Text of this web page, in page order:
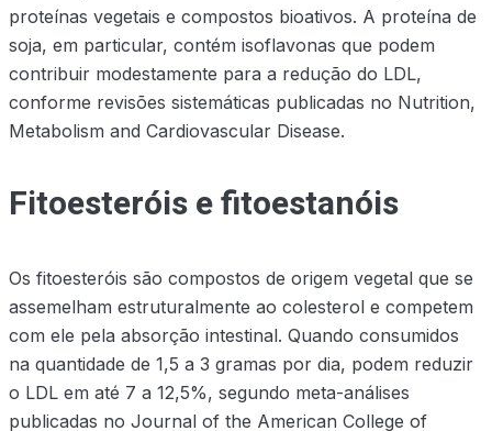
proteínas vegetais e compostos bioativos. A proteína de
soja, em particular, contém isoflavonas que podem
contribuir modestamente para a redução do LDL,
conforme revisões sistemáticas publicadas no Nutrition,
Metabolism and Cardiovascular Disease.
Fitoesteróis e fitoestanóis
Os fitoesteróis são compostos de origem vegetal que se
assemelham estruturalmente ao colesterol e competem
com ele pela absorção intestinal. Quando consumidos
na quantidade de 1,5 a 3 gramas por dia, podem reduzir
o LDL em até 7 a 12,5%, segundo meta-análises
publicadas no Journal of the American College of